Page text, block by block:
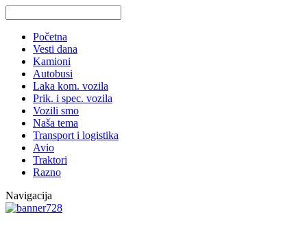
Početna
Vesti dana
Kamioni
Autobusi
Laka kom. vozila
Prik. i spec. vozila
Vozili smo
Naša tema
Transport i logistika
Avio
Traktori
Razno
Navigacija